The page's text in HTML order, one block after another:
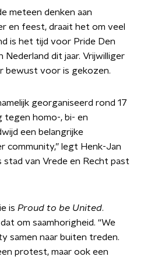
meteen denken aan
en feest, draait het om veel
is het tijd voor Pride Den
Nederland dit jaar. Vrijwilliger
bewust voor is gekozen.
georganiseerd rond 17
tegen homo-, bi- en
een belangrijke
community,” legt Henk-Jan
stad van Vrede en Recht past
is Proud to be United.
om saamhorigheid. “We
samen naar buiten treden.
protest, maar ook een